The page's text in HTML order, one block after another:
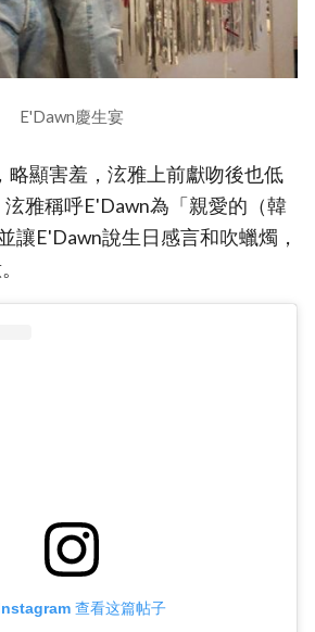
E'Dawn慶生宴
略顯害羞，泫雅上前獻吻後也低
雅稱呼E'Dawn為「親愛的（韓
讓E'Dawn說生日感言和吹蠟燭，
查看这篇帖子